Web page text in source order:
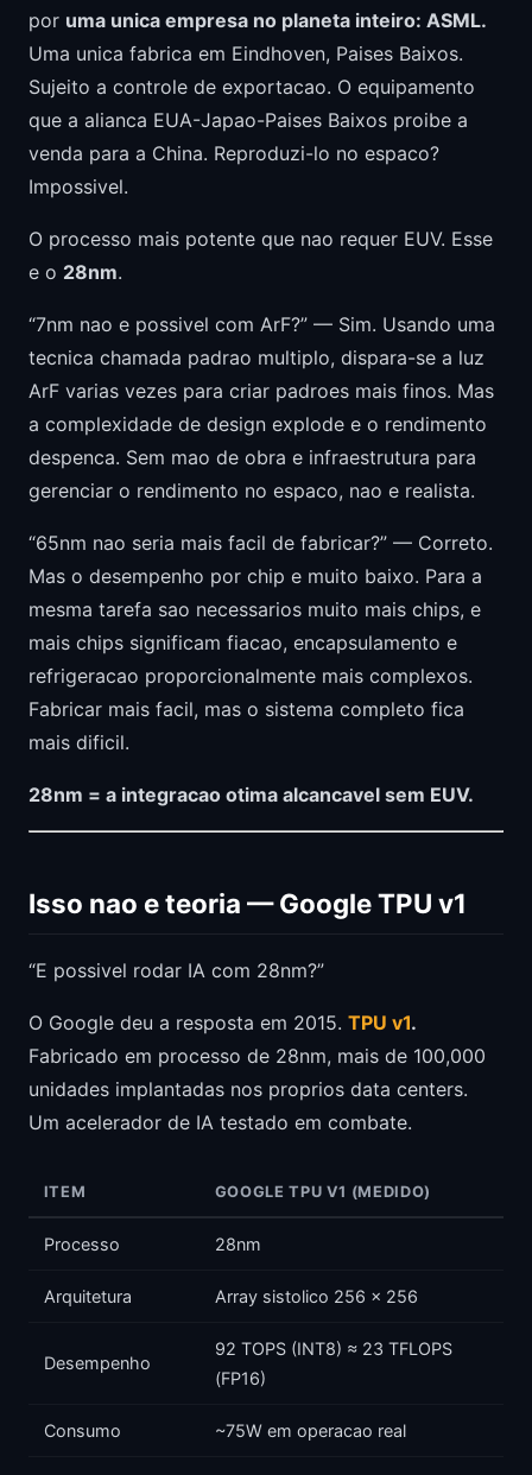
por uma unica empresa no planeta inteiro: ASML.
Uma unica fabrica em Eindhoven, Paises Baixos.
Sujeito a controle de exportacao. O equipamento
que a alianca EUA-Japao-Paises Baixos proibe a
venda para a China. Reproduzi-lo no espaco?
Impossivel.
O processo mais potente que nao requer EUV. Esse
e o 28nm.
“7nm nao e possivel com ArF?” — Sim. Usando uma
tecnica chamada padrao multiplo, dispara-se a luz
ArF varias vezes para criar padroes mais finos. Mas
a complexidade de design explode e o rendimento
despenca. Sem mao de obra e infraestrutura para
gerenciar o rendimento no espaco, nao e realista.
“65nm nao seria mais facil de fabricar?” — Correto.
Mas o desempenho por chip e muito baixo. Para a
mesma tarefa sao necessarios muito mais chips, e
mais chips significam fiacao, encapsulamento e
refrigeracao proporcionalmente mais complexos.
Fabricar mais facil, mas o sistema completo fica
mais dificil.
28nm = a integracao otima alcancavel sem EUV.
Isso nao e teoria — Google TPU v1
“E possivel rodar IA com 28nm?”
O Google deu a resposta em 2015. TPU v1.
Fabricado em processo de 28nm, mais de 100,000
unidades implantadas nos proprios data centers.
Um acelerador de IA testado em combate.
ITEM GOOGLE TPU V1 (MEDIDO)
Processo 28nm
Arquitetura Array sistolico 256 × 256
Desempenho
92 TOPS (INT8) ≈ 23 TFLOPS
(FP16)
Consumo ~75W em operacao real